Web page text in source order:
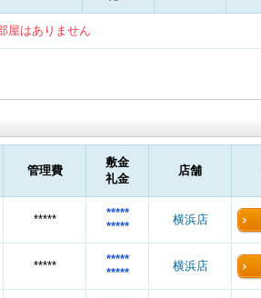
屋はありません
管理費
敷金
礼金
店舗
*****
*****
*****
横浜店
*****
*****
*****
横浜店